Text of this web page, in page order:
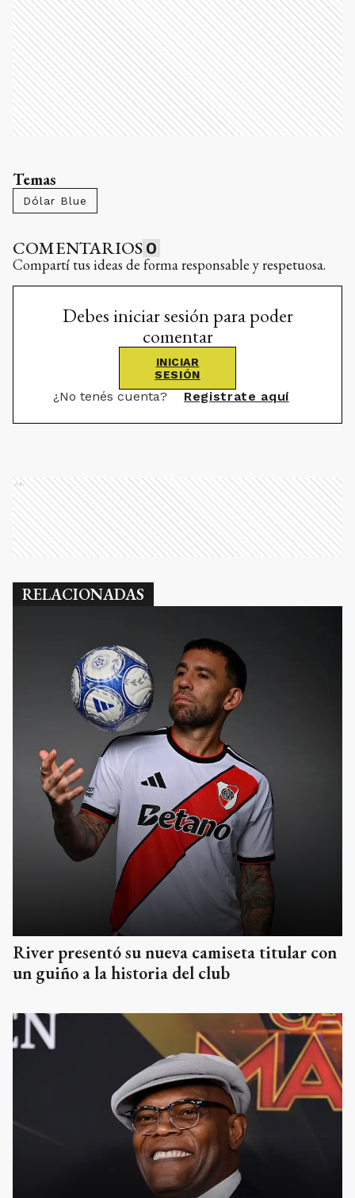
Temas
Dólar Blue
COMENTARIOS 0
Compartí tus ideas de forma responsable y respetuosa.
Debes iniciar sesión para poder
comentar
INICIAR
SESIÓN
¿No tenés cuenta? Registrate aquí
Ads
RELACIONADAS
River presentó su nueva camiseta titular con
un guiño a la historia del club